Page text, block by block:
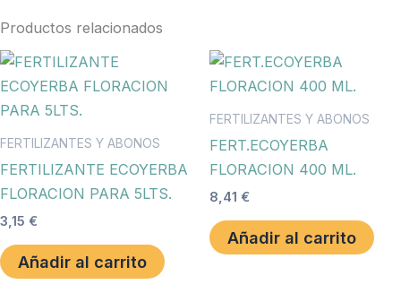
Productos relacionados
FERTILIZANTES Y ABONOS
FERTILIZANTE ECOYERBA
FLORACION PARA 5LTS.
3,15 €
Añadir al carrito
FERTILIZANTES Y ABONOS
FERT.ECOYERBA
FLORACION 400 ML.
8,41 €
Añadir al carrito